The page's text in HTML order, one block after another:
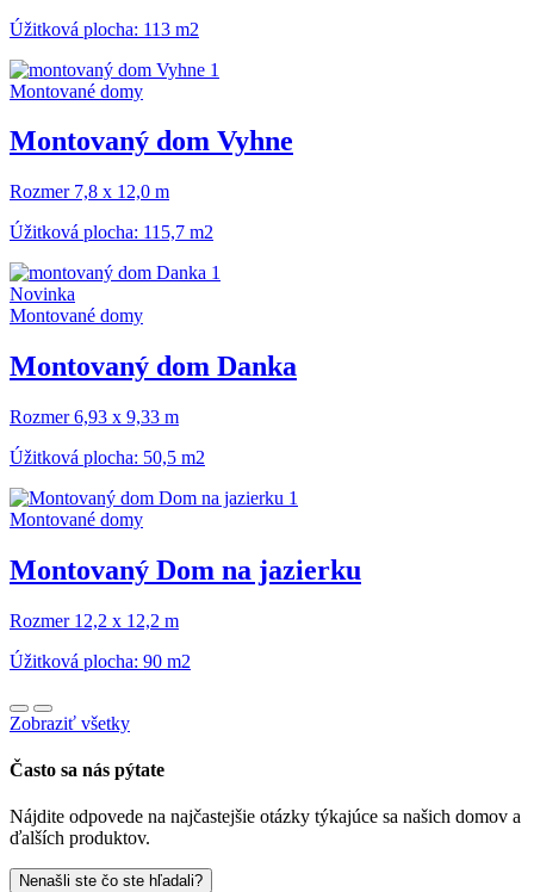
Úžitková plocha: 113 m2
Montované domy
Montovaný dom Vyhne
Rozmer 7,8 x 12,0 m
Úžitková plocha: 115,7 m2
Novinka
Montované domy
Montovaný dom Danka
Rozmer 6,93 x 9,33 m
Úžitková plocha: 50,5 m2
Montované domy
Montovaný Dom na jazierku
Rozmer 12,2 x 12,2 m
Úžitková plocha: 90 m2
Zobraziť všetky
Často sa nás pýtate
Nájdite odpovede na najčastejšie otázky týkajúce sa našich domov a
ďalších produktov.
Nenašli ste čo ste hľadali?